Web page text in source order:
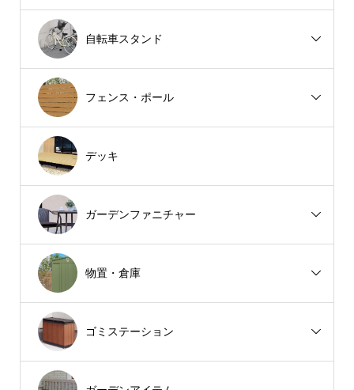
自転車スタンド
フェンス・ポール
デッキ
ガーデンファニチャー
物置・倉庫
ゴミステーション